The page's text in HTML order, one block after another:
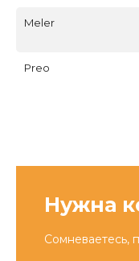
Meler
Preo
Нужна
Сомневаетесь,